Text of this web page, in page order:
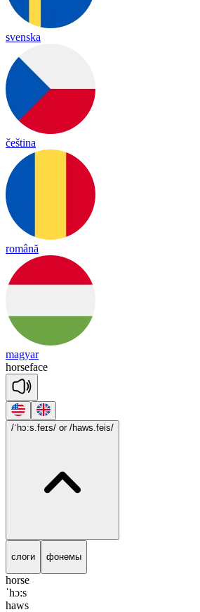
svenska
čeština
română
magyar
horseface
/ˈhɔ:s.feɪs/ or /haws.feis/
слоги фонемы
horse
ˈhɔ:s
haws